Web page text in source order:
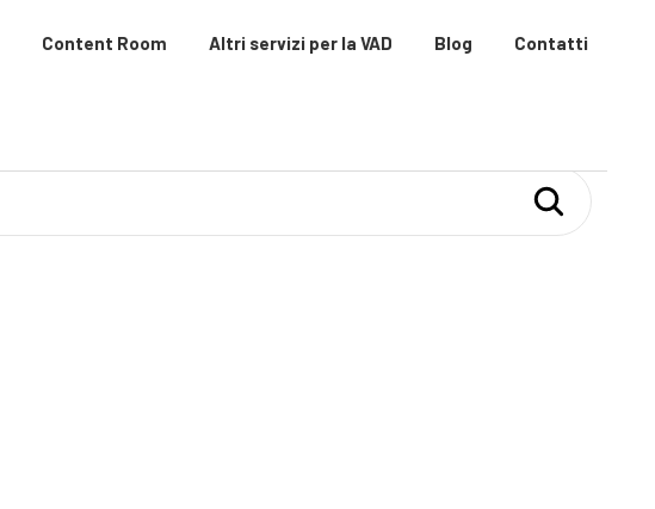
Content Room Altri servizi per la VAD Blog Contatti